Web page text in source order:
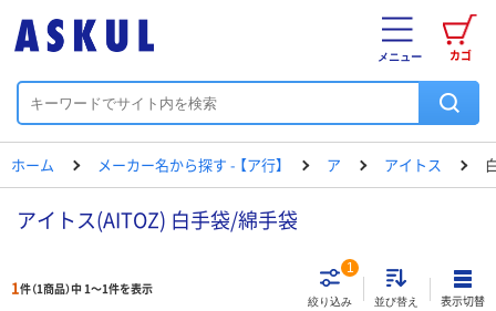
カゴ
メニュー
ホーム メーカー名から探す - 【ア行】 ア アイトス
アイトス(AITOZ) 白手袋/綿手袋
1件（1商品）中 1～1件を表示
絞り込み
1
並び替え 表示切替